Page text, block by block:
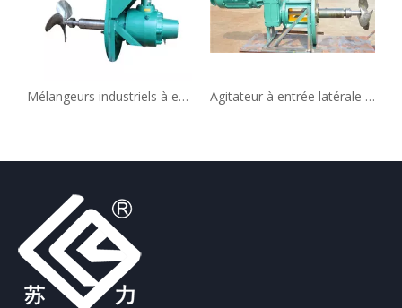
Mélangeurs industriels à entrée latérale, réservoir d'huile, agitateur chimique à vendre Agitateur à entrée latérale pour station de mélange d'asphalte Fabricant de malaxeur d'asphalte